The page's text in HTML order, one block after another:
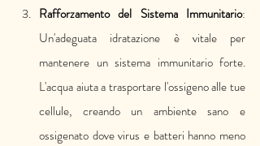
Rafforzamento del Sistema Immunitario:
Un'adeguata idratazione è vitale per
mantenere un sistema immunitario forte.
L'acqua aiuta a trasportare l'ossigeno alle tue
cellule, creando un ambiente sano e
ossigenato dove virus e batteri hanno meno